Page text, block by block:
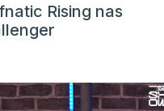
Rising nas